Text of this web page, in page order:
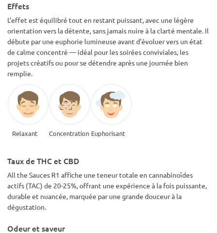
Effets
L’effet est équilibré tout en restant puissant, avec une légère
orientation vers la détente, sans jamais nuire à la clarté mentale. Il
débute par une euphorie lumineuse avant d’évoluer vers un état
de calme concentré — idéal pour les soirées conviviales, les
projets créatifs ou pour se détendre après une journée bien
remplie.
Relaxant Concentration Euphorisant
Taux de THC et CBD
All the Sauces R1 affiche une teneur totale en cannabinoïdes
actifs (TAC) de 20-25%, offrant une expérience à la fois puissante,
durable et nuancée, marquée par une grande douceur à la
dégustation.
Odeur et saveur